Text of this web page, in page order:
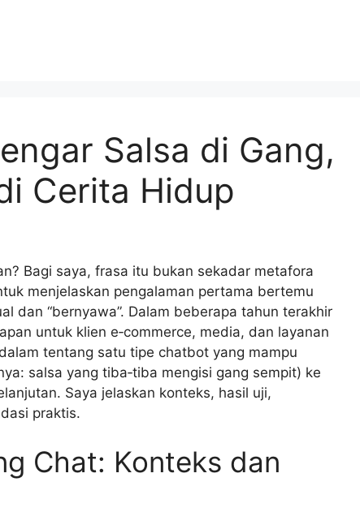
Salsa di Gang,
Cerita Hidup
Bagi saya, frasa itu bukan sekadar metafora
menjelaskan pengalaman pertama bertemu
dan “bernyawa”. Dalam beberapa tahun terakhir
untuk klien e‑commerce, media, dan layanan
tentang satu tipe chatbot yang mampu
salsa yang tiba‑tiba mengisi gang sempit) ke
Saya jelaskan konteks, hasil uji,
praktis.
Chat: Konteks dan